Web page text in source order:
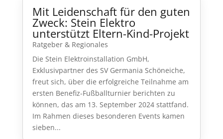
Mit Leidenschaft für den guten
Zweck: Stein Elektro
unterstützt Eltern-Kind-Projekt
Ratgeber & Regionales
Die Stein Elektroinstallation GmbH,
Exklusivpartner des SV Germania Schöneiche,
freut sich, über die erfolgreiche Teilnahme am
ersten Benefiz-Fußballturnier berichten zu
können, das am 13. September 2024 stattfand.
Im Rahmen dieses besonderen Events kamen
sieben...